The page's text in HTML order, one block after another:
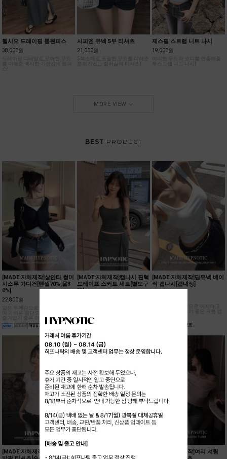
헬시오 드레이핑 롱원피스
38,000원
스!
시피엔 유넥 5부 티셔츠
21,000원
5북소매로 포멀한 무드를 더해준
분위기있는 컬러감의 티셔츠!
제스필 스트랩 니트 나시
19,000원
투스트랩 니트 나시!
MORE VIEW
BEST PRODUCT
[MADE:자체제작]살안타 썸머
시스루 가디건[텐셀70%,울3
0%]
22,800원
즐겨입기 좋은 아이템!
[MADE:자체제작]캡나시 핀턱
드레이프 스커트 세트[별도구
매]
트 세트!
[MADE:자체제작]딥유넥 베이
직 캡나시[캡내장]
베이직한 디자인으로 이지하고
[MADE:자체제작]캡소매 크롭
[MADE:자체제작]여리 셔링